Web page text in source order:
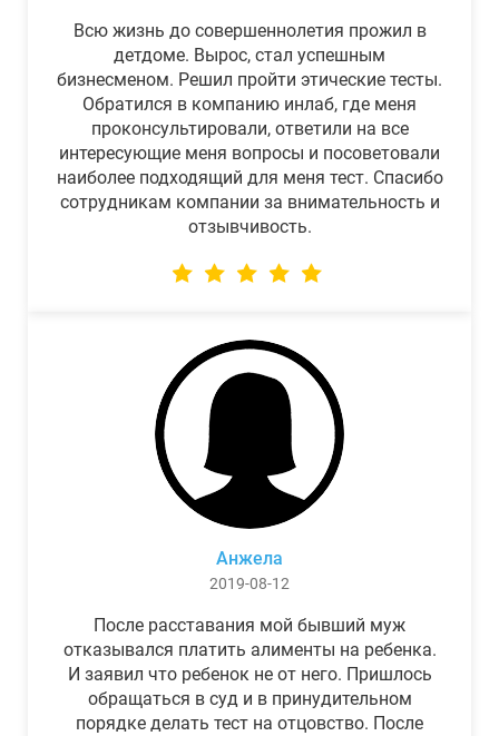
Всю жизнь до совершеннолетия прожил в
детдоме. Вырос, стал успешным
бизнесменом. Решил пройти этические тесты.
Обратился в компанию инлаб, где меня
проконсультировали, ответили на все
интересующие меня вопросы и посоветовали
наиболее подходящий для меня тест. Спасибо
сотрудникам компании за внимательность и
отзывчивость.
Анжела
2019-08-12
После расставания мой бывший муж
отказывался платить алименты на ребенка.
И заявил что ребенок не от него. Пришлось
обращаться в суд и в принудительном
порядке делать тест на отцовство. После